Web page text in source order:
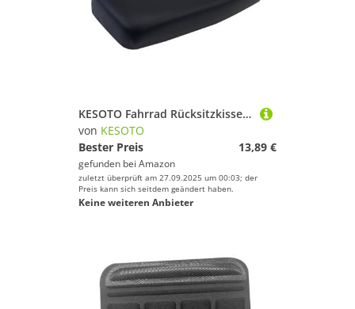
KESOTO Fahrrad Rücksitzkissen Komfortabler Fahrrad Gepäckträgersitz PU Sattel Dickes Schwammpolster wasserdichte Polsterung mit Montagezubehör für Kind, 36.5 X 17 X 6.5 cm
von KESOTO
Bester Preis
13,89 €
gefunden bei Amazon
zuletzt überprüft am 27.09.2025 um 00:03; der
Preis kann sich seitdem geändert haben.
Keine weiteren Anbieter